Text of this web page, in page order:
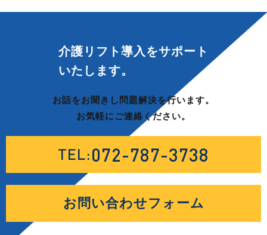
介護リフト導入をサポート
いたします。
お話をお聞きし問題解決を行います。
お気軽にご連絡ください。
TEL:072-787-3738
お問い合わせフォーム